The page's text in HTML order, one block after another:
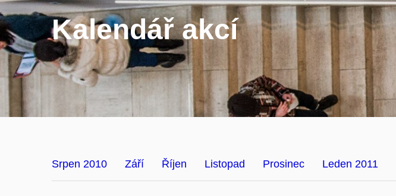
Kalendář akcí
Srpen 2010 Září Říjen Listopad Prosinec Leden 2011